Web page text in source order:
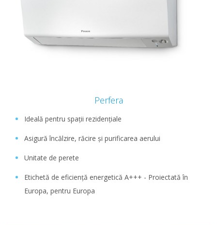
Perfera
Ideală pentru spații rezidențiale
Asigură încălzire, răcire și purificarea aerului
Unitate de perete
Etichetă de eficiență energetică A+++ - Proiectată în
Europa, pentru Europa